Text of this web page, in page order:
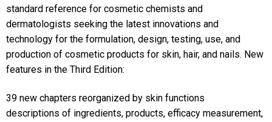
standard reference for cosmetic chemists and
dermatologists seeking the latest innovations and
technology for the formulation, design, testing, use, and
production of cosmetic products for skin, hair, and nails. New
features in the Third Edition:
39 new chapters reorganized by skin functions
descriptions of ingredients, products, efficacy measurement,